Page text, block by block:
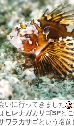
いに行ってきました
ヒレナガカサゴSPと
ワラカサゴという名前